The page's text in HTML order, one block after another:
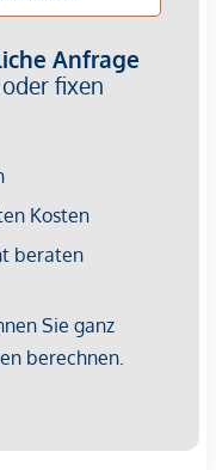
hin, dass die
lediglich
und daher ohne